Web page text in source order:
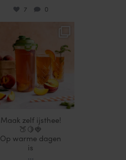
7 0
Jul 17
Maak zelf ijsthee!
🍑🍋🍓
Op warme dagen
is
...